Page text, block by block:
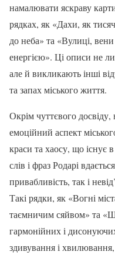
намалювати яскраву
рядках, як «Дахи, як
до неба» та «Вулиці,
енергією». Ці описи не
але й викликають інші
та запах міського життя.
Окрім чуттєвого
емоційний аспект
краси та хаосу, що існує
слів і фраз Родарі
привабливість, так і
Такі рядки, як «Вогні
таємничим сяйвом» та
гармонійних і
здивування і